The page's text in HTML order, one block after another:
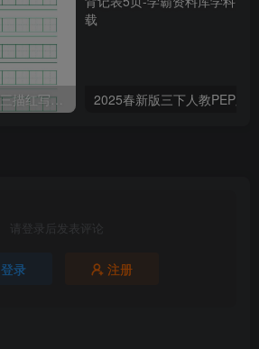
三年级语文上册一字三描红写字表字帖
请登录后发表评论
登录 注册